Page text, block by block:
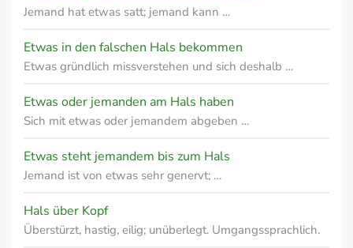
Jemand hat etwas satt; jemand kann …
Etwas in den falschen Hals bekommen
Etwas gründlich missverstehen und sich deshalb …
Etwas oder jemanden am Hals haben
Sich mit etwas oder jemandem abgeben …
Etwas steht jemandem bis zum Hals
Jemand ist von etwas sehr genervt; …
Hals über Kopf
Überstürzt, hastig, eilig; unüberlegt. Umgangssprachlich.